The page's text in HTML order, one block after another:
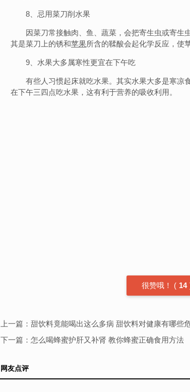
8、忌用菜刀削水果
因菜刀常接触肉、鱼、蔬菜，会把寄生虫或寄生
其是菜刀上的锈和苹果所含的鞣酸会起化学反应，使
9、水果大多属寒性更宜在下午吃
有些人习惯起床就吃水果。其实水果大多是寒凉
在下午三四点吃水果，这有利于营养的吸收利用。
很赞哦！ ( 14
上一篇： 甜饮料竟能喝出这么多病 甜饮料对健康有哪些
下一篇： 怎么喝蜂蜜护肝又补肾 教你蜂蜜正确食用方法
网友点评